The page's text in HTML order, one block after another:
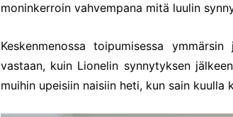
moninkerroin vahvempana mitä luulin
Keskenmenossa toipumisessa
vastaan, kuin Lionelin synnytyksen
muihin upeisiin naisiin heti, kun sain kuulla